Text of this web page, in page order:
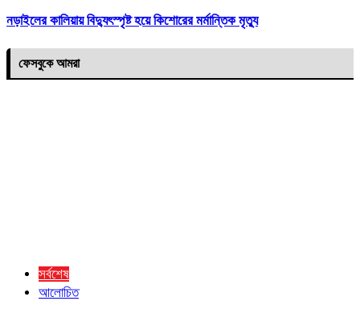
নড়াইলের কালিয়ায় বিদ্যুৎস্পৃষ্ট হয়ে কিশোরের মর্মান্তিক মৃত্যু
ফেসবুকে আমরা
সর্বশেষ
আলোচিত